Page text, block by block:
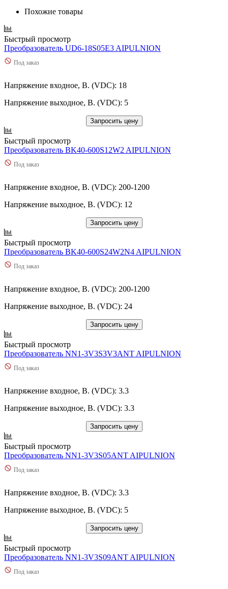
Похожие товары
Быстрый просмотр
Преобразователь UD6-18S05E3 AIPULNION
Под заказ
Напряжение входное, В. (VDC): 18
Напряжение выходное, В. (VDC): 5
Запросить цену
Быстрый просмотр
Преобразователь BK40-600S12W2 AIPULNION
Под заказ
Напряжение входное, В. (VDC): 200-1200
Напряжение выходное, В. (VDC): 12
Запросить цену
Быстрый просмотр
Преобразователь BK40-600S24W2N4 AIPULNION
Под заказ
Напряжение входное, В. (VDC): 200-1200
Напряжение выходное, В. (VDC): 24
Запросить цену
Быстрый просмотр
Преобразователь NN1-3V3S3V3ANT AIPULNION
Под заказ
Напряжение входное, В. (VDC): 3.3
Напряжение выходное, В. (VDC): 3.3
Запросить цену
Быстрый просмотр
Преобразователь NN1-3V3S05ANT AIPULNION
Под заказ
Напряжение входное, В. (VDC): 3.3
Напряжение выходное, В. (VDC): 5
Запросить цену
Быстрый просмотр
Преобразователь NN1-3V3S09ANT AIPULNION
Под заказ